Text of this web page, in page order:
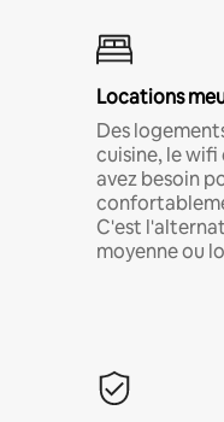
Locations
Des
cuisine, le
avez besoin
C'est
moyenne ou